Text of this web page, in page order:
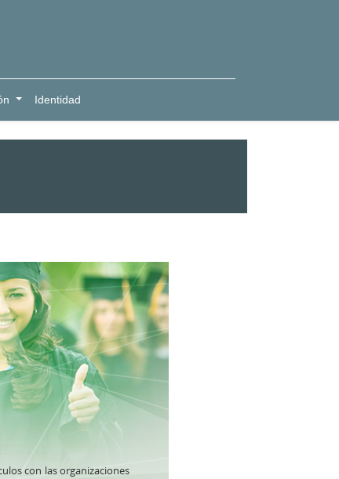
Identidad